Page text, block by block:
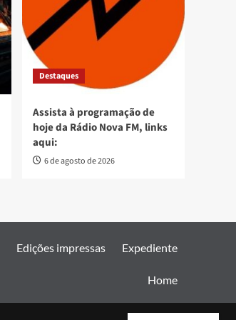
Destaques
Assista à programação de
hoje da Rádio Nova FM, links
aqui:
6 de agosto de 2026
Edições impressas Expediente
Home